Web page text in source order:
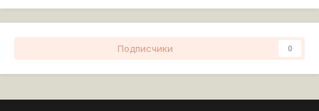
Подписчики 0